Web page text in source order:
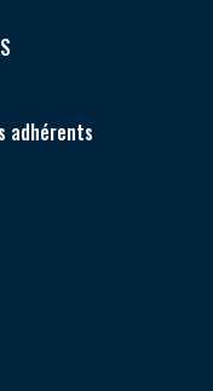
adhérents